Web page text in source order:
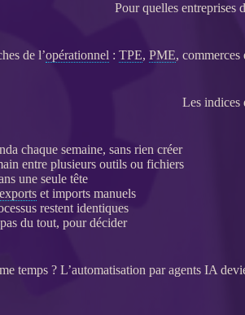
Pour quelles entreprises
de l’opérationnel :TPE,PME,
Les indices
chaque semaine, sans rien créer
entre plusieurs outils ou fichiers
une seule tête
exports et imports manuels
restent identiques
du tout, pour décider
temps ? L’automatisation paragents IA